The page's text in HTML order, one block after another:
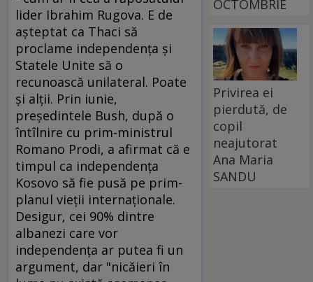
lider Ibrahim Rugova. E de
aşteptat ca Thaci să
proclame independenţa şi
Statele Unite să o
recunoască unilateral. Poate
şi alţii. Prin iunie,
preşedintele Bush, după o
întîlnire cu prim-ministrul
Romano Prodi, a afirmat că e
timpul ca independenţa
Kosovo să fie pusă pe prim-
planul vieţii internaţionale.
Desigur, cei 90% dintre
albanezi care vor
independenţa ar putea fi un
argument, dar "nicăieri în
OCTOMBRIE
Privirea ei
pierdută, de
copil
neajutorat
Ana Maria
SANDU